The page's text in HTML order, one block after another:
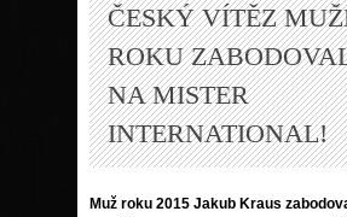
ČESKÝ VÍTĚZ
ROKU
NA MISTER
INTERNATIONAL!
Muž roku 2015 Jakub Kraus